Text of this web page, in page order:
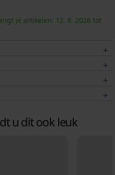
je artikelen: 12. 8. 2026 tot
u dit ook leuk